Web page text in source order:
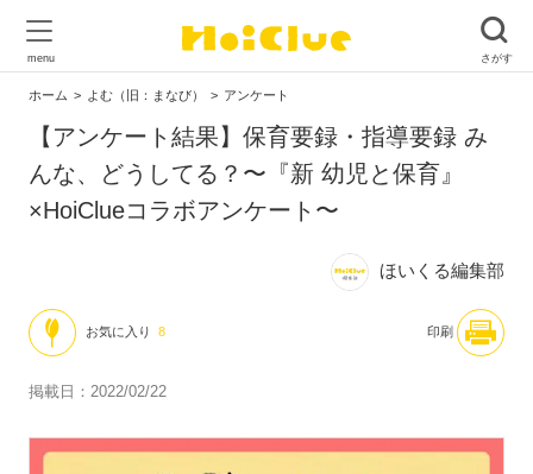
ホーム よむ（旧：まなび） アンケート
【アンケート結果】保育要録・指導要録 み
んな、どうしてる？〜『新 幼児と保育』
×HoiClueコラボアンケート〜
ほいくる編集部
お気に入り 8 印刷
掲載日：2022/02/22